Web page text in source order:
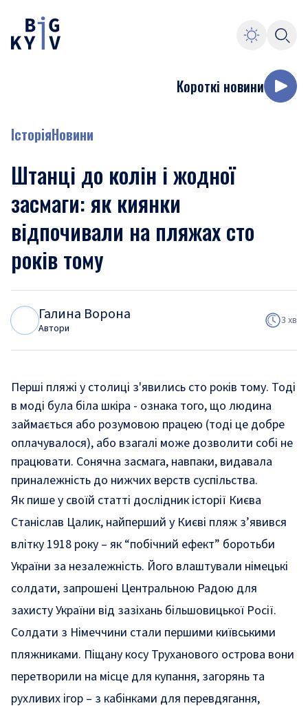
Короткі новини
ІсторіяНовини
Штанці до колін і жодної
засмаги: як киянки
відпочивали на пляжах сто
років тому
Галина Ворона
Автори
3 хв
Перші пляжі у столиці з'явились сто років тому. Тоді
в моді була біла шкіра - ознака того, що людина
займається або розумовою працею (тоді це добре
оплачувалося), або взагалі може дозволити собі не
працювати. Сонячна засмага, навпаки, видавала
приналежність до нижчих верств суспільства.
Як пишеу своїй статті дослідник історії Києва
Станіслав Цалик, найперший у Києві пляж з’явився
влітку 1918 року – як “побічний ефект” боротьби
України за незалежність. Його влаштували німецькі
солдати, запрошені Центральною Радою для
захисту України від зазіхань більшовицької Росії.
Солдати з Німеччини стали першими київськими
пляжниками. Піщану косу Труханового острова вони
перетворили на місце для купання, загорянь та
рухливих ігор – з кабінками для перевдягання,